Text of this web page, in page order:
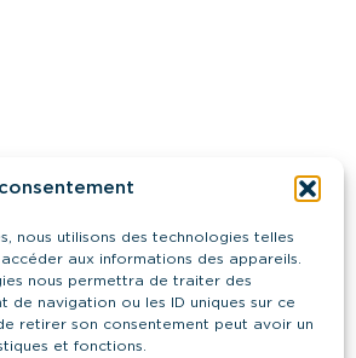
nous utilisons des technologies telles
aux informations des appareils.
nous permettra de traiter des
de navigation ou les ID uniques sur ce
retirer son consentement peut avoir un
et fonctions.